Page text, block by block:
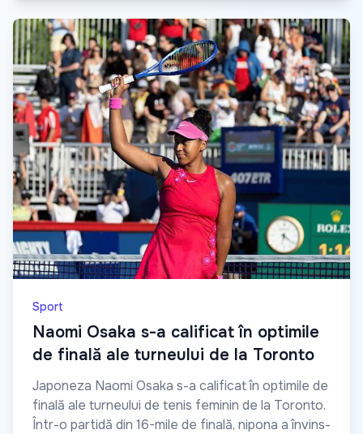
Sport
Naomi Osaka s-a calificat în optimile
de finală ale turneului de la Toronto
Japoneza Naomi Osaka s-a calificat în optimile de
finală ale turneului de tenis feminin de la Toronto.
Într-o partidă din 16-mile de finală, nipona a învins-